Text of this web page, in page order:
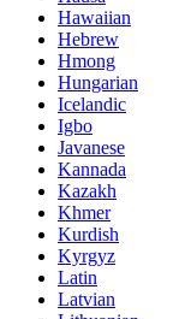
Hawaiian
Hebrew
Hmong
Hungarian
Icelandic
Igbo
Javanese
Kannada
Kazakh
Khmer
Kurdish
Kyrgyz
Latin
Latvian